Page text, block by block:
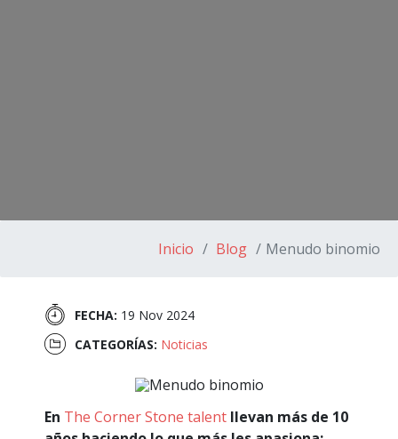
Inicio Blog Menudo binomio
FECHA: 19 Nov 2024
CATEGORÍAS: Noticias
En The Corner Stone talent llevan más de 10